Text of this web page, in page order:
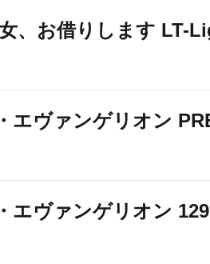
、お借りします LT-
エヴァンゲリオン
エヴァンゲリオン 129